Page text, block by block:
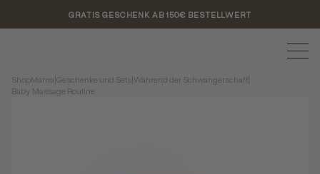
GRATIS GESCHENK AB 150€ BESTELLWERT
ShopMama Geschenke und Sets Während der Schwangerschaft
Baby Massage Routine